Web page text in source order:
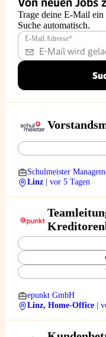
Trage deine E-Mail ein
Suche automatisch.
E-Mail Adresse*
Schulmeister
Linz
| vor 5 Tagen
epunkt GmbH
Linz, Home-Office
|